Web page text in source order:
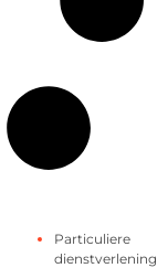
Particuliere
dienstverlening